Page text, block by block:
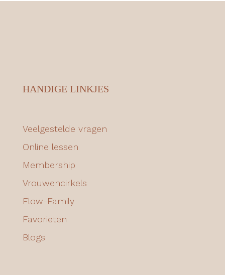
HANDIGE LINKJES
Veelgestelde vragen
Online lessen
Membership
Vrouwencirkels
Flow-Family
Favorieten
Blogs